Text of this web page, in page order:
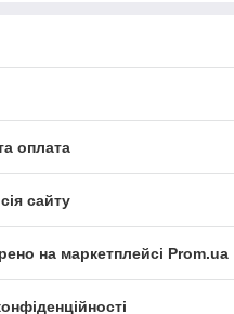
оплата
сайту
на маркетплейсі Prom.ua